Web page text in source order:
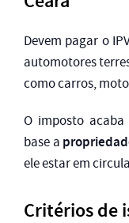
Devem pagar o
automotores
como carros,
O imposto acaba
base a
ele estar em
Critérios de